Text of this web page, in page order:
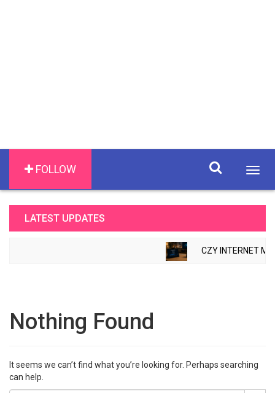
FOLLOW
LATEST UPDATES
CZY INTERNET
Nothing Found
It seems we can’t find what you’re looking for. Perhaps searching
can help.